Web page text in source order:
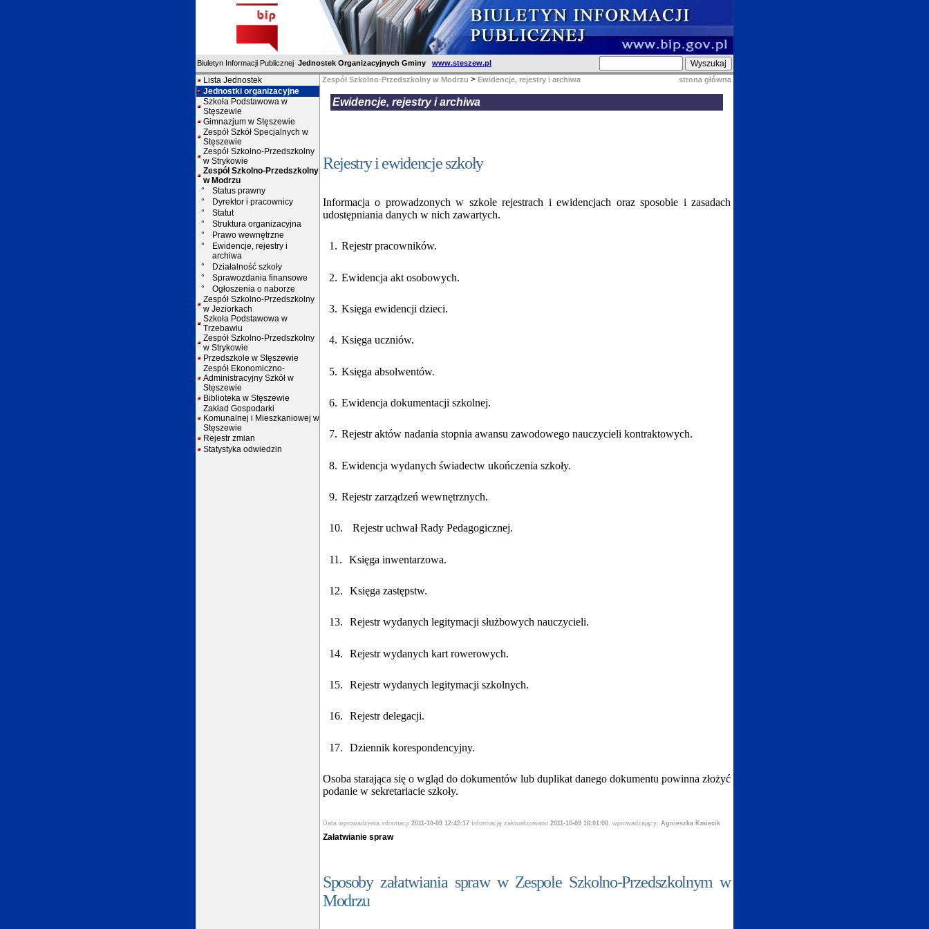
Biuletyn Informacji Publicznej Jednostek Organizacyjnych Gminy www.steszew.pl
Lista Jednostek
Jednostki organizacyjne
Szkoła Podstawowa w
Stęszewie
Gimnazjum w Stęszewie
Zespół Szkół Specjalnych w
Stęszewie
Zespół Szkolno-Przedszkolny
w Strykowie
Zespół Szkolno-Przedszkolny
w Modrzu
°
Status prawny
°
Dyrektor i pracownicy
°
Statut
°
Struktura organizacyjna
°
Prawo wewnętrzne
°
Ewidencje, rejestry i
archiwa
°
Działalność szkoły
°
Sprawozdania finansowe
°
Ogłoszenia o naborze
Zespół Szkolno-Przedszkolny
w Jeziorkach
Szkoła Podstawowa w
Trzebawiu
Zespół Szkolno-Przedszkolny
w Strykowie
Przedszkole w Stęszewie
Zespół Ekonomiczno-
Administracyjny Szkół w
Stęszewie
Biblioteka w Stęszewie
Zakład Gospodarki
Komunalnej i Mieszkaniowej w
Stęszewie
Rejestr zmian
Statystyka odwiedzin
Zespół Szkolno-Przedszkolny w Modrzu > Ewidencje, rejestry i archiwa strona główna
Ewidencje, rejestry i archiwa
Rejestry i ewidencje szkoły
Informacja o prowadzonych w szkole rejestrach i ewidencjach oraz sposobie i zasadach
udostępniania danych w nich zawartych.
1. Rejestr pracowników.
2. Ewidencja akt osobowych.
3. Księga ewidencji dzieci.
4. Księga uczniów.
5. Księga absolwentów.
6. Ewidencja dokumentacji szkolnej.
7. Rejestr aktów nadania stopnia awansu zawodowego nauczycieli kontraktowych.
8. Ewidencja wydanych świadectw ukończenia szkoły.
9. Rejestr zarządzeń wewnętrznych.
10. Rejestr uchwał Rady Pedagogicznej.
11. Księga inwentarzowa.
12. Księga zastępstw.
13. Rejestr wydanych legitymacji służbowych nauczycieli.
14. Rejestr wydanych kart rowerowych.
15. Rejestr wydanych legitymacji szkolnych.
16. Rejestr delegacji.
17. Dziennik korespondencyjny.
Osoba starająca się o wgląd do dokumentów lub duplikat danego dokumentu powinna złożyć
podanie w sekretariacie szkoły.
Data wprowadzenia informacji 2011-10-09 12:42:17 Informację zaktualizowano 2011-10-09 16:01:00, wprowadzający: Agnieszka Kmiecik
Załatwianie spraw
Sposoby załatwiania spraw w Zespole Szkolno-Przedszkolnym w
Modrzu